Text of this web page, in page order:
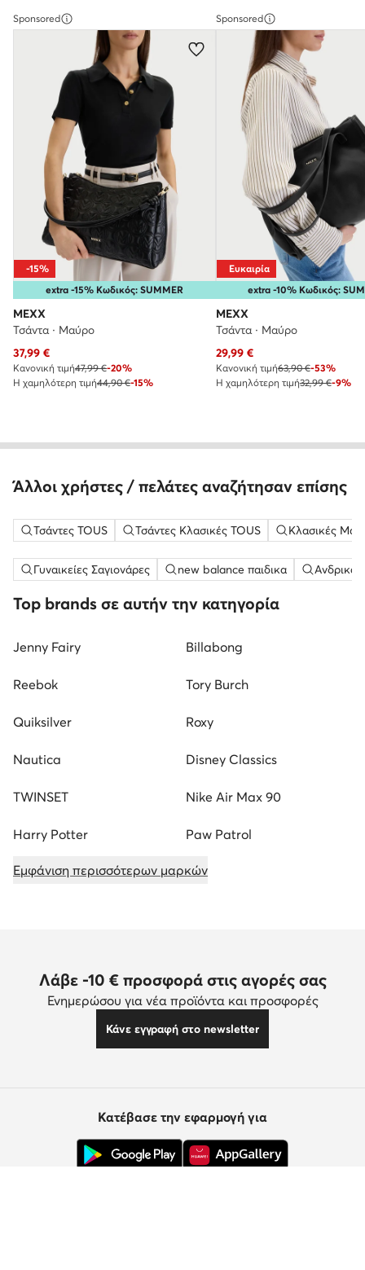
Sponsored
extra -15% Κωδικός: SUMMER
-15%
MEXX
Τσάντα · Μαύρο
Τρέχουσα τιμή
37,99 €
Κανονική τιμή47,99 €-20%
Η χαμηλότερη τιμή44,90 €-15%
Sponsored
extra -10% Κωδικός:
Ευκαιρία
MEXX
Τσάντα · Μαύρο
Τρέχουσα τιμή
29,99€
Κανονική τιμή63,90 €-53%
Η χαμηλότερη τιμή32,99 €-9%
Άλλοι χρήστες / πελάτες αναζήτησαν επίσης
Τσάντες TOUS Τσάντες Κλασικές TOUS Κλασικές
Γυναικείες Σαγιονάρες new balance παιδικα Ανδρικά
Top brands σε αυτήν την κατηγορία
Jenny Fairy Billabong
Reebok Tory Burch
Quiksilver Roxy
Nautica Disney Classics
TWINSET Nike Air Max 90
Harry Potter Paw Patrol
Εμφάνιση περισσότερων μαρκών
Λάβε -10 € προσφορά στις αγορές σας
Ενημερώσου για νέα προϊόντα και προσφορές
Κάνε εγγραφή στο newsletter
Κατέβασε την εφαρμογή για